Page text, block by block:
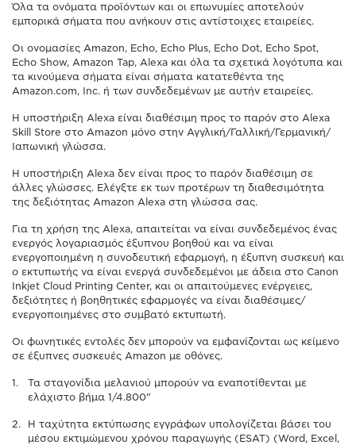
Όλα τα ονόματα προϊόντων και οι επωνυμίες αποτελούν
εμπορικά σήματα που ανήκουν στις αντίστοιχες εταιρείες.
Οι ονομασίες Amazon, Echo, Echo Plus, Echo Dot, Echo Spot,
Echo Show, Amazon Tap, Alexa και όλα τα σχετικά λογότυπα και
τα κινούμενα σήματα είναι σήματα κατατεθέντα της
Amazon.com, Inc. ή των συνδεδεμένων με αυτήν εταιρείες.
Η υποστήριξη Alexa είναι διαθέσιμη προς το παρόν στο Alexa
Skill Store στο Amazon μόνο στην Αγγλική/Γαλλική/Γερμανική/
Ιαπωνική γλώσσα.
Η υποστήριξη Alexa δεν είναι προς το παρόν διαθέσιμη σε
άλλες γλώσσες. Ελέγξτε εκ των προτέρων τη διαθεσιμότητα
της δεξιότητας Amazon Alexa στη γλώσσα σας.
Για τη χρήση της Alexa, απαιτείται να είναι συνδεδεμένος ένας
ενεργός λογαριασμός έξυπνου βοηθού και να είναι
ενεργοποιημένη η συνοδευτική εφαρμογή, η έξυπνη συσκευή και
ο εκτυπωτής να είναι ενεργά συνδεδεμένοι με άδεια στο Canon
Inkjet Cloud Printing Center, και οι απαιτούμενες ενέργειες,
δεξιότητες ή βοηθητικές εφαρμογές να είναι διαθέσιμες/
ενεργοποιημένες στο συμβατό εκτυπωτή.
Οι φωνητικές εντολές δεν μπορούν να εμφανίζονται ως κείμενο
σε έξυπνες συσκευές Amazon με οθόνες.
Τα σταγονίδια μελανιού μπορούν να εναποτίθενται με
ελάχιστο βήμα 1/4.800"
Η ταχύτητα εκτύπωσης εγγράφων υπολογίζεται βάσει του
μέσου εκτιμώμενου χρόνου παραγωγής (ESAT) (Word, Excel,